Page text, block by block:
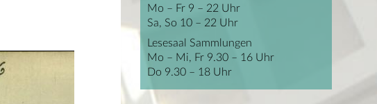
Mo – Fr 9 – 22 Uhr
Sa, So 10 – 22 Uhr
Lesesaal Sammlungen
Mo – Mi, Fr 9.30 – 16 Uhr
Do 9.30 – 18 Uhr